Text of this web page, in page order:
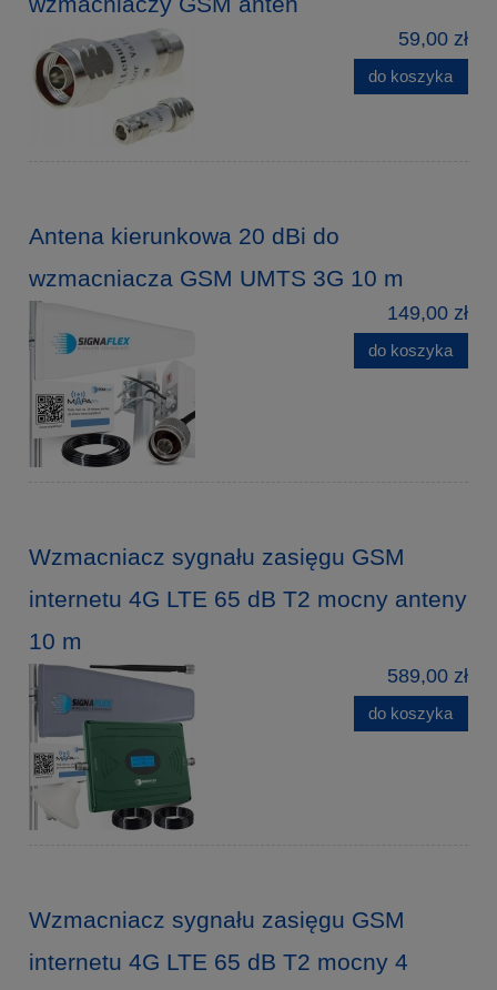
59,00 zł
do koszyka
Antena kierunkowa 20 dBi do
wzmacniacza GSM UMTS 3G 10 m
149,00 zł
do koszyka
Wzmacniacz sygnału zasięgu GSM
internetu 4G LTE 65 dB T2 mocny anteny
10 m
589,00 zł
do koszyka
Wzmacniacz sygnału zasięgu GSM
internetu 4G LTE 65 dB T2 mocny 4